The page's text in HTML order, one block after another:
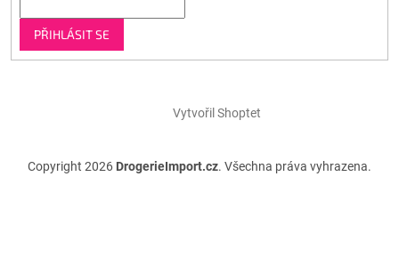
PŘIHLÁSIT SE
Vytvořil Shoptet
Copyright 2026 DrogerieImport.cz. Všechna práva vyhrazena.